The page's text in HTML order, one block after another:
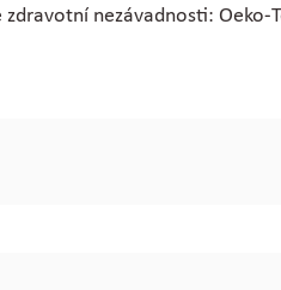
nezávadnosti: Oeko-